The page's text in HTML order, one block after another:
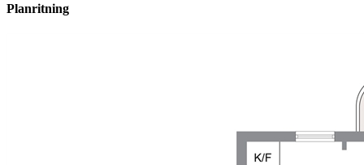
Planritning